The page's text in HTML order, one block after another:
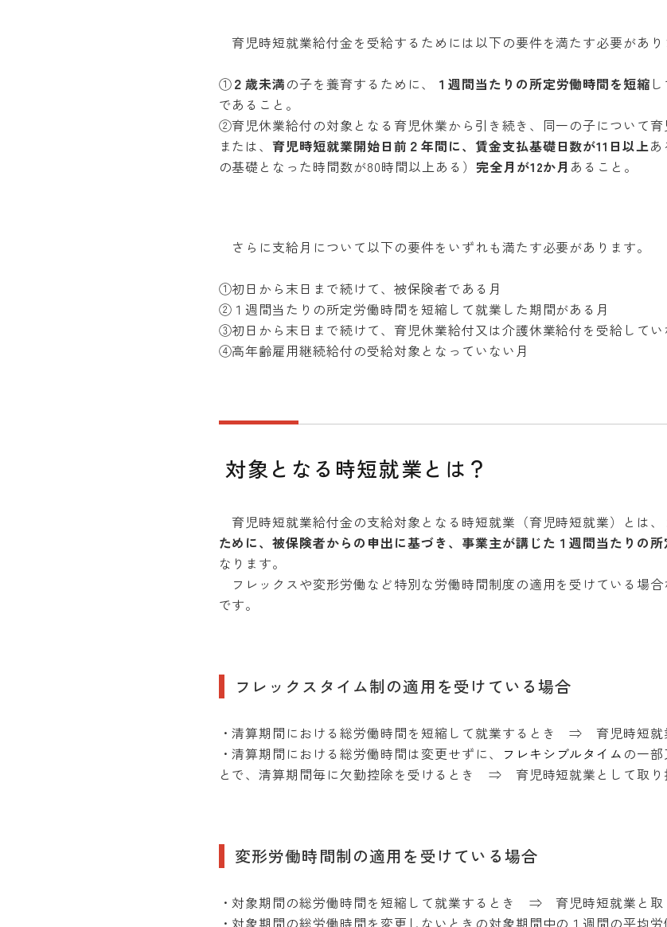
育児時短就業給付金を受給するためには以下の要件を満たす必要があり
①２歳未満の子を養育するために、 １週間当たりの所定労働時間を短縮
であること。
②育児休業給付の対象となる育児休業から引き続き、同一の子について育
または、育児時短就業開始日前２年間に、賃金支払基礎日数が11日以上
の基礎となった時間数が80時間以上ある） 完全月が12か月 あること。
さらに支給月について以下の要件をいずれも満たす必要があります。
①初日から末日まで続けて、被保険者である月
②１週間当たりの所定労働時間を短縮して就業した期間がある月
③初日から末日まで続けて、育児休業給付又は介護休業給付を受給してい
④高年齢雇用継続給付の受給対象となっていない月
対象となる時短就業とは？
育児時短就業給付金の支給対象となる時短就業（育児時短就業）とは、
ために、被保険者からの申出に基づき、事業主が講じた１週間当たりの
なります。
フレックスや変形労働など特別な労働時間制度の適用を受けている場
です。
フレックスタイム制の適用を受けている場合
・清算期間における総労働時間を短縮して就業するとき ⇒ 育児時短就
・清算期間における総労働時間は変更せずに、
フレキシブルタイム の一
とで、清算期間毎に欠勤控除を受けるとき ⇒ 育児時短就業として取り
変形労働時間制の適用を受けている場合
・対象期間の総労働時間を短縮して就業するとき ⇒ 育児時短就業と取
・対象期間の総労働時間を変更しないときの対象期間中の１週間の平均